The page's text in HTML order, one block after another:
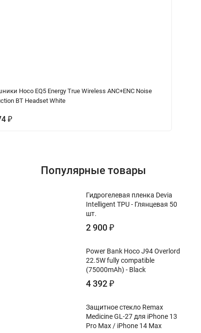
Hoco EQ5 Energy True Wireless ANC+ENC Noise
BT Headset White
₽
Популярные товары
Гидрогелевая пленка Devia
Intelligent TPU - Глянцевая 50
шт.
2 900₽
Power Bank Hoco J94 Overlord
22.5W fully compatible
(75000mAh) - Black
4 392₽
Защитное стекло Remax
Medicine GL-27 для iPhone 13
Pro Max / iPhone 14 Max